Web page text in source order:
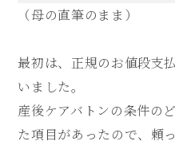
（母の直筆のまま）
最初は、正規のお値段支
いました。
産後ケアバトンの条件の
た項目があったので、頼